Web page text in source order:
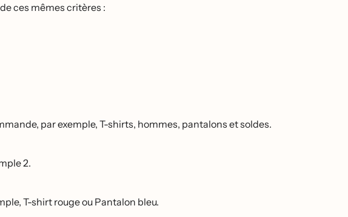
ces mêmes critères :
par exemple, T-shirts, hommes, pantalons et soldes.
2.
T-shirt rouge ou Pantalon bleu.